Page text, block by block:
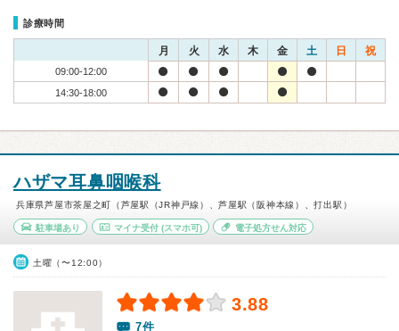
診療時間
月 火 水 木 金 土 日 祝
09:00-12:00
14:30-18:00
ハザマ耳鼻咽喉科
兵庫県芦屋市茶屋之町（芦屋駅（JR神戸線）、芦屋駅（阪神本線）、打出駅）
駐車場あり マイナ受付(スマホ可) 電子処方せん対応
土曜（〜12:00）
3.88
7件